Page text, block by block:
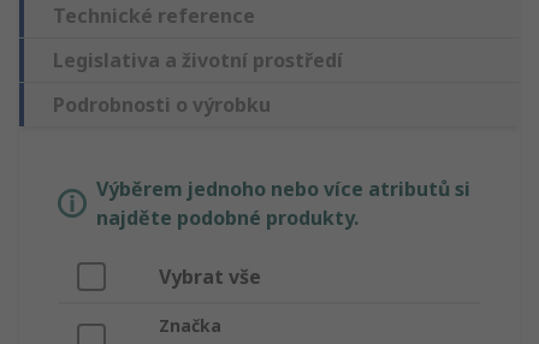
Technické reference
Legislativa a životní prostředí
Podrobnosti o výrobku
Výběrem jednoho nebo více atributů si
najděte podobné produkty.
Vybrat vše
Značka